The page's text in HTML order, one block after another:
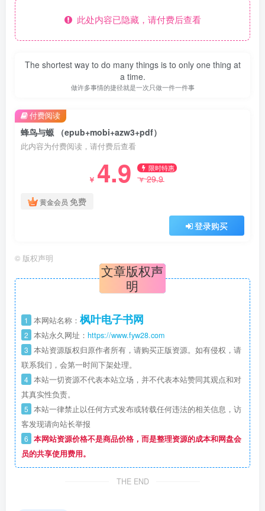
此处内容已隐藏，请付费后查看
The shortest way to do many things is to only one thing at
a time.
做许多事情的捷径就是一次只做一件一件事
蜂鸟与螈 （epub+mobi+azw3+pdf）
此内容为付费阅读，请付费后查看
￥ 4.9 限时特惠
￥29.9
黄金会员 免费
登录购买
付费阅读
© 版权声明
文章版权声
明
1 本网站名称： 枫叶电子书网
2 本站永久网址： https://www.fyw28.com
3 本站资源版权归原作者所有，请购买正版资源。如有侵权，请
联系我们，会第一时间下架处理。
4 本站一切资源不代表本站立场，并不代表本站赞同其观点和对
其真实性负责。
5 本站一律禁止以任何方式发布或转载任何违法的相关信息，访
客发现请向站长举报
6 本网站资源价格不是商品价格，而是整理资源的成本和网盘会
员的共享使用费用。
THE END